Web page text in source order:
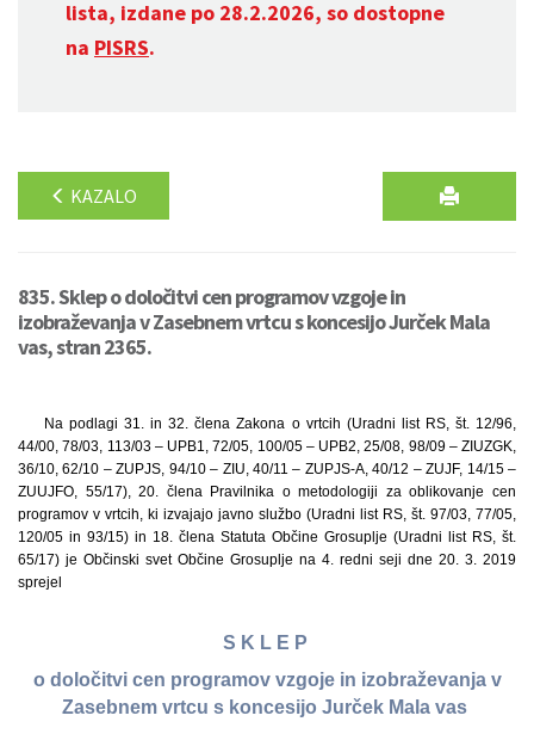
lista, izdane po 28.2.2026, so dostopne
na PISRS.
KAZALO
835. Sklep o določitvi cen programov vzgoje in
izobraževanja v Zasebnem vrtcu s koncesijo Jurček Mala
vas, stran 2365.
Na podlagi 31. in 32. člena Zakona o vrtcih (Uradni list RS, št. 12/96,
44/00, 78/03, 113/03 – UPB1, 72/05, 100/05 – UPB2, 25/08, 98/09 – ZIUZGK,
36/10, 62/10 – ZUPJS, 94/10 – ZIU, 40/11 – ZUPJS-A, 40/12 – ZUJF, 14/15 –
ZUUJFO, 55/17), 20. člena Pravilnika o metodologiji za oblikovanje cen
programov v vrtcih, ki izvajajo javno službo (Uradni list RS, št. 97/03, 77/05,
120/05 in 93/15) in 18. člena Statuta Občine Grosuplje (Uradni list RS, št.
65/17) je Občinski svet Občine Grosuplje na 4. redni seji dne 20. 3. 2019
sprejel
S K L E P
o določitvi cen programov vzgoje in izobraževanja v
Zasebnem vrtcu s koncesijo Jurček Mala vas